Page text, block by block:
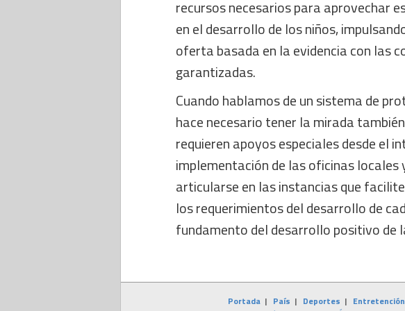
recursos necesarios para aprovechar
en el desarrollo de los niños,
oferta basada en la evidencia con las
garantizadas.
Cuando hablamos de un sistema de
hace necesario tener la mirada
requieren apoyos especiales desde el
implementación de las oficinas locales
articularse en las instancias que
los requerimientos del desarrollo de
fundamento del desarrollo positivo de
Portada| País | Deportes |